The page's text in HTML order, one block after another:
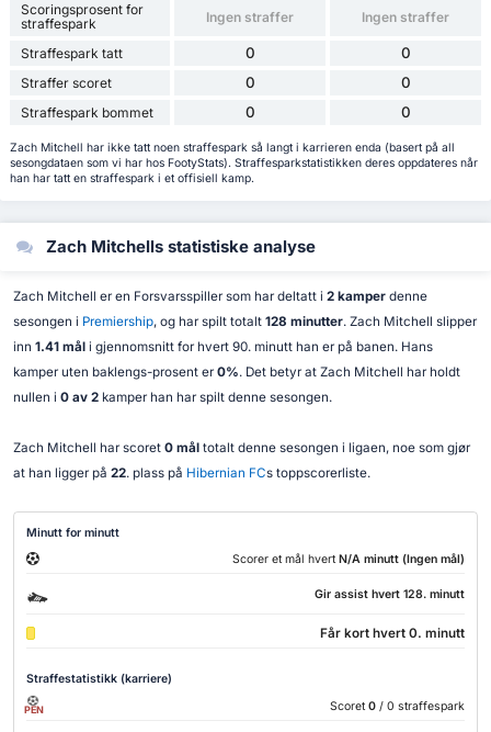
Scoringsprosent for
straffespark
Ingen straffer Ingen straffer
Straffespark tatt 0 0
Straffer scoret 0 0
Straffespark bommet 0 0
Zach Mitchell har ikke tatt noen straffespark så langt i karrieren enda (basert på all
sesongdataen som vi har hos FootyStats). Straffesparkstatistikken deres oppdateres når
han har tatt en straffespark i et offisiell kamp.
Zach Mitchells statistiske analyse
Zach Mitchell er en Forsvarsspiller som har deltatt i 2 kamperdenne
sesongen i Premiership, og har spilt totalt 128 minutter. Zach Mitchell slipper
inn 1.41 måli gjennomsnitt for hvert 90. minutt han er på banen. Hans
kamper uten baklengs-prosent er 0%. Det betyr at Zach Mitchell har holdt
nullen i 0 av 2kamper han har spilt denne sesongen.
Zach Mitchell har scoret 0 måltotalt denne sesongen i ligaen, noe som gjør
at han ligger på 22. plass på Hibernian FCs toppscorerliste.
Minutt for minutt
Scorer et mål hvert N/A minutt (Ingen mål)
Gir assist hvert 128. minutt
Får kort hvert 0. minutt
Straffestatistikk (karriere)
PEN Scoret 0 / 0 straffespark